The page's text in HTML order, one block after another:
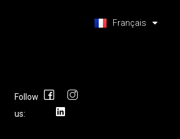
Follow
us:
Français
Latviešu valoda